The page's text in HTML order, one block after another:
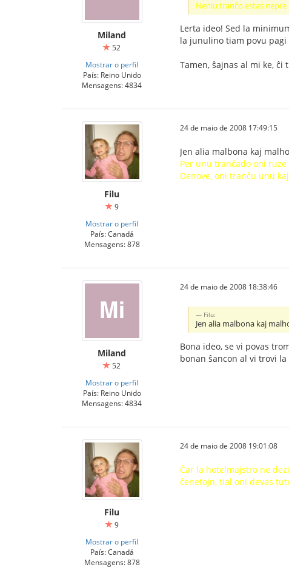
Miland
52
Mostrar o perfil
País: Reino Unido
Mensagens: 4834
Neniu tranĉo estas nepre
Lerta ideo! Sed la
la junulino tiam povu pagi
Tamen, ŝajnas al mi ke, ĉi
Filu
9
Mostrar o perfil
País: Canadá
Mensagens: 878
24 de maio de 2008 17:49:15
Jen alia malbona kaj
Per unu tranĉado oni
Denove, oni tranĉu unu
Miland
52
Mostrar o perfil
País: Reino Unido
Mensagens: 4834
24 de maio de 2008 18:38:46
Filu:
Jen alia malbona kaj
Bona ideo, se vi povas
bonan ŝancon al vi trovi
Filu
9
Mostrar o perfil
País: Canadá
Mensagens: 878
24 de maio de 2008 19:01:08
Ĉar la hotelmajstro ne
ĉenetojn, tial oni devas